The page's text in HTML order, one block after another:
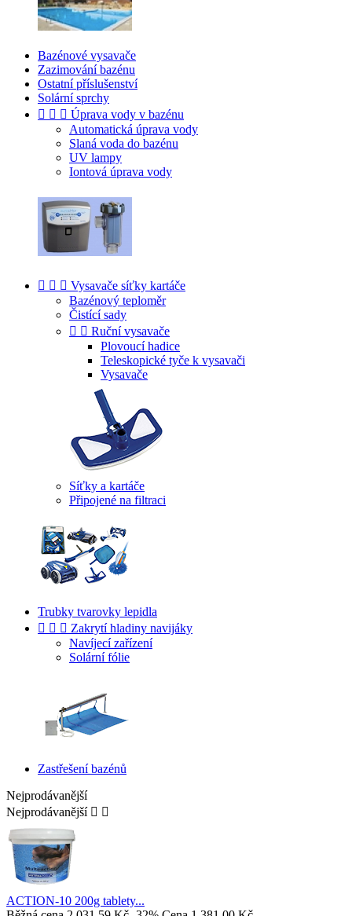
Bazénové vysavače
Zazimování bazénu
Ostatní příslušenství
Solární sprchy
   Úprava vody v bazénu
Automatická úprava vody
Slaná voda do bazénu
UV lampy
Iontová úprava vody
   Vysavače síťky kartáče
Bazénový teploměr
Čistící sady
  Ruční vysavače
Plovoucí hadice
Teleskopické tyče k vysavači
Vysavače
Síťky a kartáče
Připojené na filtraci
Trubky tvarovky lepidla
   Zakrytí hladiny navijáky
Navíjecí zařízení
Solární fólie
Zastřešení bazénů
Nejprodávanější
Nejprodávanější  
ACTION-10 200g tablety...